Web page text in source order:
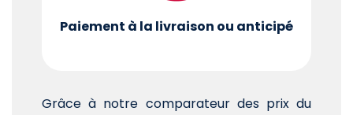
Paiement à la livraison ou anticipé
Grâce à notre comparateur des prix du